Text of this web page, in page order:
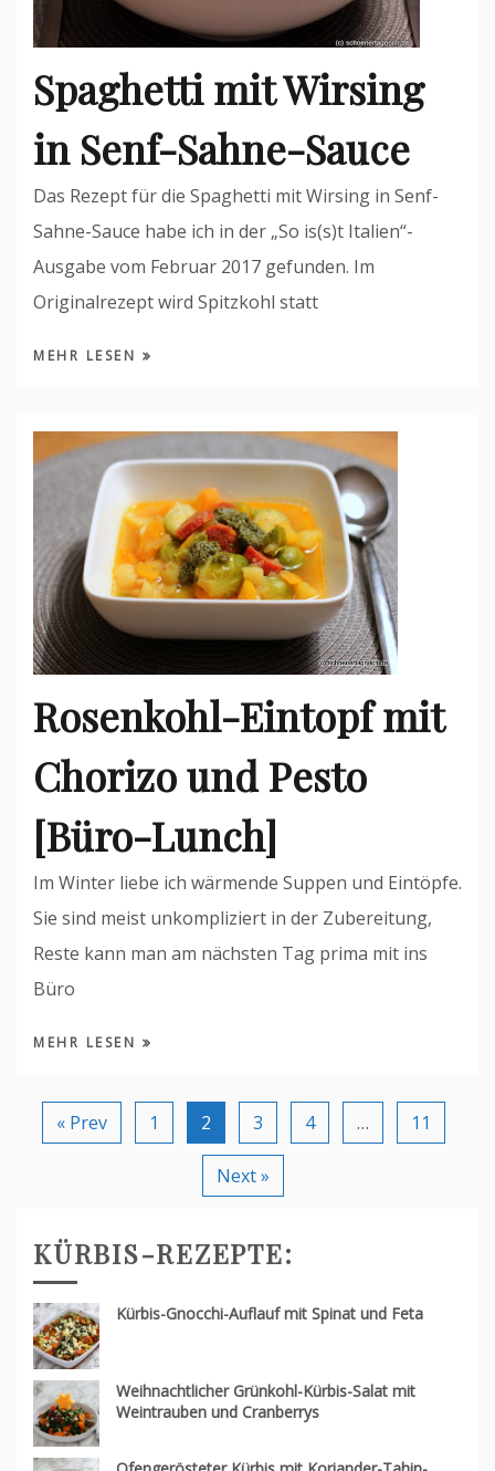
Spaghetti mit Wirsing
in Senf-Sahne-Sauce
Das Rezept für die Spaghetti mit Wirsing in Senf-
Sahne-Sauce habe ich in der „So is(s)t Italien“-
Ausgabe vom Februar 2017 gefunden. Im
Originalrezept wird Spitzkohl statt
MEHR LESEN
Rosenkohl-Eintopf mit
Chorizo und Pesto
[Büro-Lunch]
Im Winter liebe ich wärmende Suppen und Eintöpfe.
Sie sind meist unkompliziert in der Zubereitung,
Reste kann man am nächsten Tag prima mit ins
Büro
MEHR LESEN
« Prev 1 2 3 4 … 11
Next »
KÜRBIS-REZEPTE:
Kürbis-Gnocchi-Auflauf mit Spinat und Feta
Weihnachtlicher Grünkohl-Kürbis-Salat mit
Weintrauben und Cranberrys